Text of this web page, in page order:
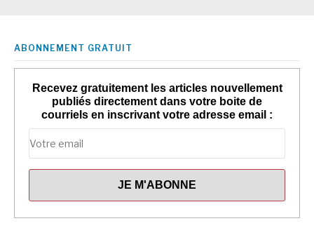
ABONNEMENT GRATUIT
Recevez gratuitement les articles nouvellement
publiés directement dans votre boite de
courriels en inscrivant votre adresse email :